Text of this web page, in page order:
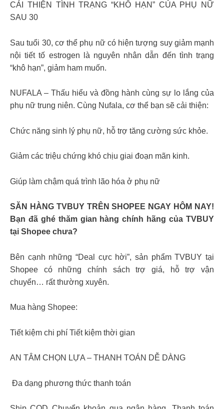
CẢI THIỆN TÌNH TRẠNG “KHÔ HẠN” CỦA PHỤ NỮ
SAU 30
Sau tuổi 30, cơ thể phụ nữ có hiện tượng suy giảm mạnh
nội tiết tố estrogen là nguyên nhân dẫn đến tình trạng
“khô hạn”, giảm ham muốn.
NUFALA – Thấu hiểu và đồng hành cùng sự lo lắng của
phụ nữ trung niên. Cùng Nufala, cơ thể bạn sẽ cải thiện:
Chức năng sinh lý phụ nữ, hỗ trợ tăng cường sức khỏe.
Giảm các triệu chứng khó chịu giai đoạn mãn kinh.
Giúp làm chậm quá trình lão hóa ở phụ nữ
SĂN HÀNG TVBUY TRÊN SHOPEE NGAY HÔM NAY!
Bạn đã ghé thăm gian hàng chính hãng của TVBUY
tại Shopee chưa?
Bên cạnh những “Deal cực hời”, sản phẩm TVBUY tại
Shopee có những chính sách trợ giá, hỗ trợ vận
chuyển… rất thường xuyên.
Mua hàng Shopee:
Tiết kiệm chi phí Tiết kiệm thời gian
AN TÂM CHỌN LỰA – THANH TOÁN DỄ DÀNG
️ Đa dạng phương thức thanh toán